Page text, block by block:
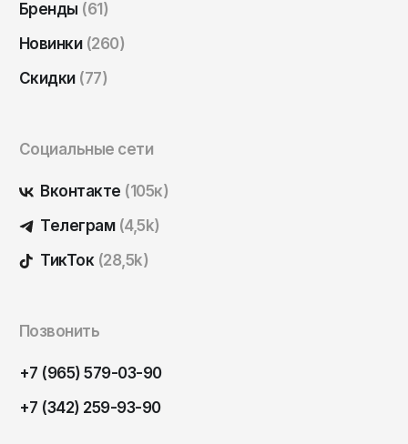
Бренды (61)
Новинки (260)
Скидки (77)
Социальные сети
Вконтакте (105к)
Телеграм (4,5k)
ТикТок (28,5k)
Позвонить
+7 (965) 579-03-90
+7 (342) 259-93-90
Саратов
Севастополь
Сергиев Посад
Смоленск
Ставрополь
Старый Оскол
Стерлитамак
Тамбов
Томск